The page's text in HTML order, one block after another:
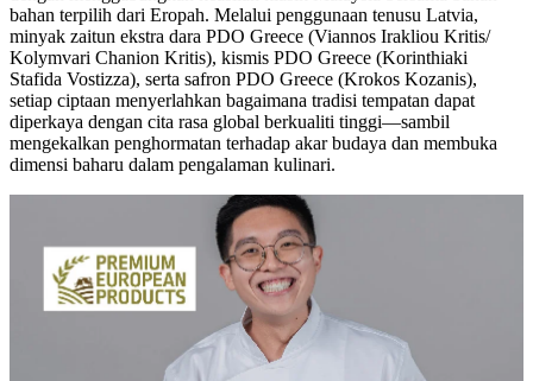
bahan terpilih dari Eropah. Melalui penggunaan tenusu Latvia,
minyak zaitun ekstra dara PDO Greece (Viannos Irakliou Kritis/
Kolymvari Chanion Kritis), kismis PDO Greece (Korinthiaki
Stafida Vostizza), serta safron PDO Greece (Krokos Kozanis),
setiap ciptaan menyerlahkan bagaimana tradisi tempatan dapat
diperkaya dengan cita rasa global berkualiti tinggi—sambil
mengekalkan penghormatan terhadap akar budaya dan membuka
dimensi baharu dalam pengalaman kulinari.